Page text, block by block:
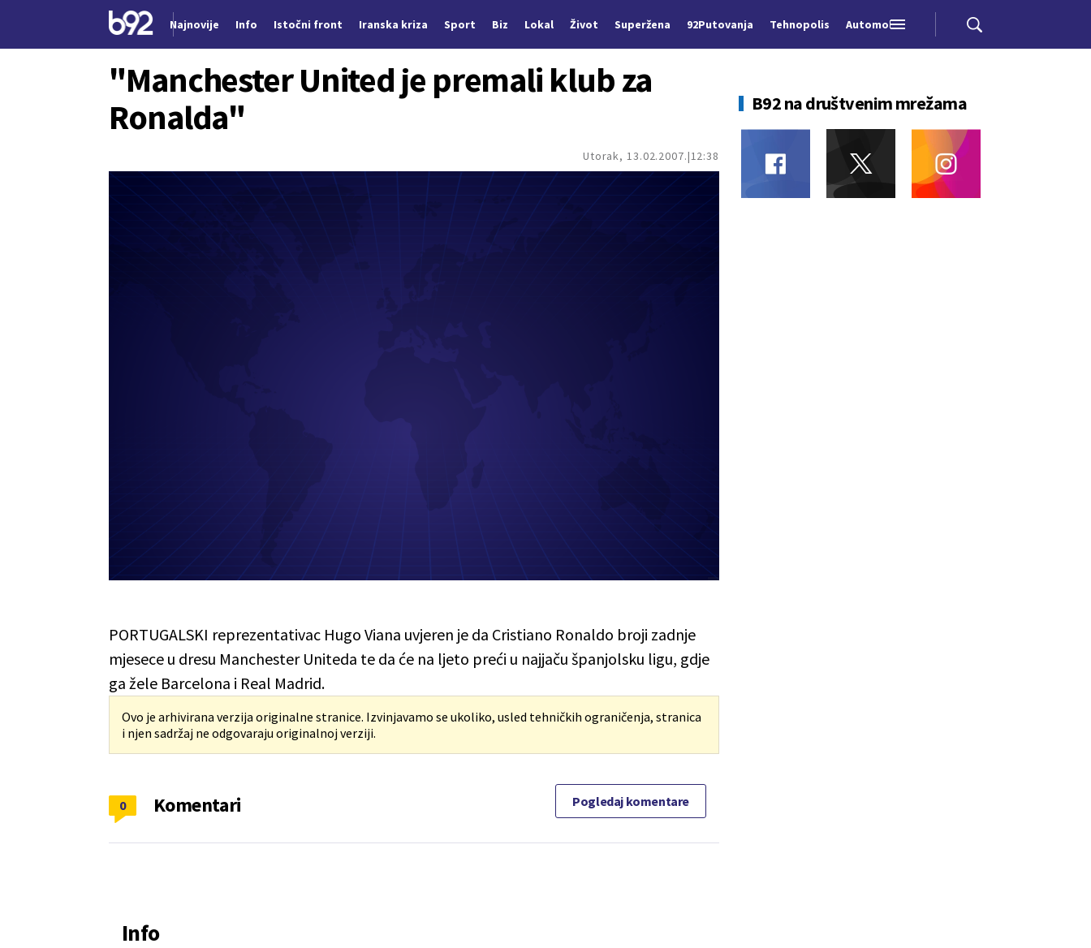
Najnovije Info Istočni front Iranska kriza Sport Biz Lokal Život Superžena 92Putovanja Tehnopolis Automobili
Utorak, 13.02.2007. 12:38
"Manchester United je premali klub za
Ronalda"
PORTUGALSKI reprezentativac Hugo Viana uvjeren je da Cristiano Ronaldo broji zadnje
mjesece u dresu Manchester Uniteda te da će na ljeto preći u najjaču španjolsku ligu, gdje
ga žele Barcelona i Real Madrid.
Ovo je arhivirana verzija originalne stranice. Izvinjavamo se ukoliko, usled tehničkih ograničenja, stranica
i njen sadržaj ne odgovaraju originalnoj verziji.
Komentari
0 Pogledaj komentare
B92 na društvenim mrežama
Info